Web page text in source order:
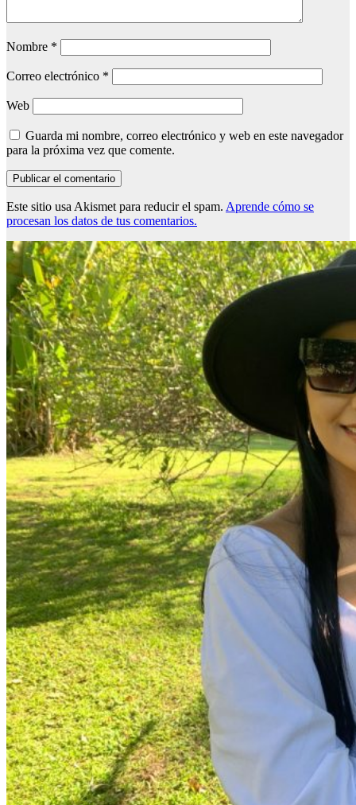
Nombre *
Correo electrónico *
Web
Guarda mi nombre, correo electrónico y web en este navegador
para la próxima vez que comente.
Este sitio usa Akismet para reducir el spam. Aprende cómo se
procesan los datos de tus comentarios.